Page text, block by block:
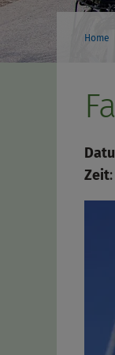
Home
Zeit